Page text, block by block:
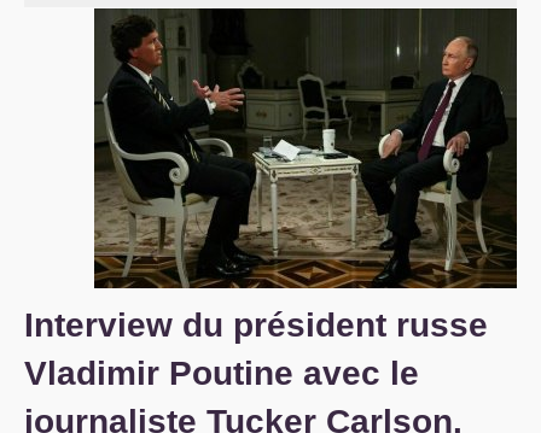
S’organiser
Comprendre...
Vie du site
Interview du président russe
Vladimir Poutine avec le
journaliste Tucker Carlson.